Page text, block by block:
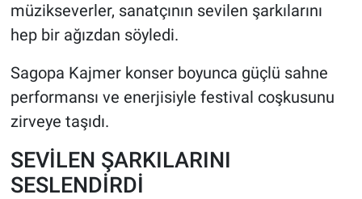
müzikseverler, sanatçının sevilen şarkılarını
hep bir ağızdan söyledi.
Sagopa Kajmer konser boyunca güçlü sahne
performansı ve enerjisiyle festival coşkusunu
zirveye taşıdı.
SEVİLEN ŞARKILARINI
SESLENDİRDİ
Bilim, Teknoloji